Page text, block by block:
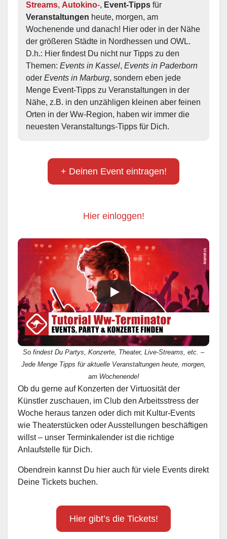
Streams, Autokino-, Event-Tipps
Veranstaltungen heute, morgen, am
Wochenende und danach! Hier oder in der Nähe
der größeren Städte in Nordhessen und OWL.
D.h.: Hier findest Du nicht nur Tipps zu den
Themen: Events in Kassel, Events in Paderborn
oder Events in Marburg, sondern eben jede
Menge Event-Tipps zu Veranstaltungen in der
Nähe, z.B. in den unzähligen kleinen aber feinen
Orten in der Ww-Region, haben wir immer die
neuesten Veranstaltungs-Tipps für Dich.
+ Deinen Event eintragen!
Hier einloggen!
So findest Du Partys, Konzerte, Theater, Live-Streams, etc. –
Jede Menge Tipps für aktuelle Veranstaltungen heute, morgen,
am Wochenende!
Ob du gerne auf Konzerten der Virtuosität der
Künstler zuschauen, im Club den Arbeitsstress der
Woche heraus tanzen oder dich mit Kultur-Events
wie Theaterstücken oder Ausstellungen beschäftigen
willst – unser Terminkalender ist die richtige
Anlaufstelle für Dich.
Obendrein kannst Du hier auch für viele Events direkt
Deine Tickets buchen.
Hier gibt’s die Tickets!